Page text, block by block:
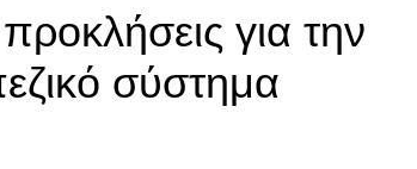
για την
σύστημα